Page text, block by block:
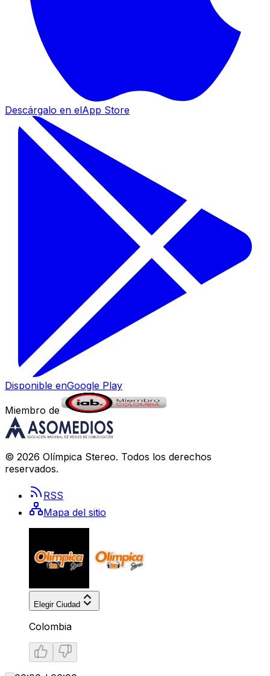
Descárgalo en elApp Store
Disponible enGoogle Play
Miembro de
© 2026 Olímpica Stereo. Todos los derechos
reservados.
RSS
Mapa del sitio
Elegir Ciudad
Colombia